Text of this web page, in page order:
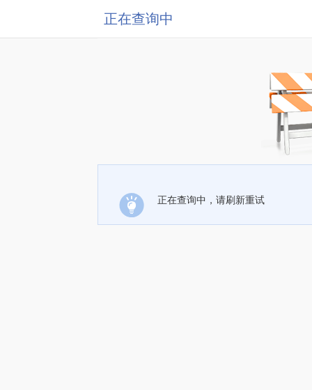
正在查询中
正在查询中，请刷新重试